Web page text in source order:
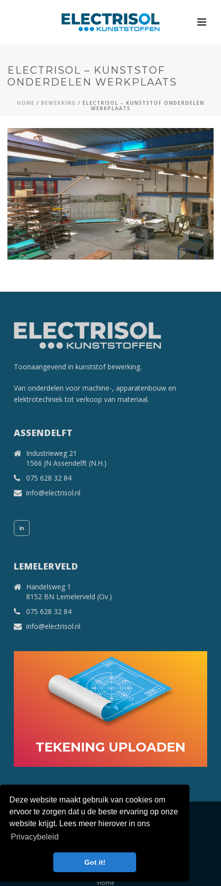
Deze website maakt gebruik van cookies om
ervoor te zorgen dat u de beste ervaring op onze
website krijgt. Lees meer hierover in ons
Privacybeleid
Got it!
ELECTRISOL – KUNSTSTOF
ONDERDELEN WERKPLAATS
HOME / BEWERKING / ELECTRISOL – KUNSTSTOF ONDERDELEN
WERKPLAATS
Toonaangevend in kunststof­ bewerking.
Van onderdelen voor machine-, apparatenbouw en
elektrotechniek tot verkoop van materiaal.
ASSENDELFT
Industrieweg 21
1566 JN Assendelft (N.H.)
075 628 32 84
info@electrisol.nl
LEMELERVELD
Handelsweg 1
8152 BN Lemelerveld (Ov.)
075 628 32 84
info@electrisol.nl
TEKENING UPLOADEN
© 2019-2026Electrisol Kunststoffen -Ontwerp:
TheFreshConnection.com
Voorbeelden
Waarom?
Contact
Home